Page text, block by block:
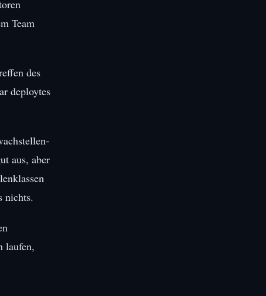
Team
des
deploytes
aus, aber
nichts.
laufen,